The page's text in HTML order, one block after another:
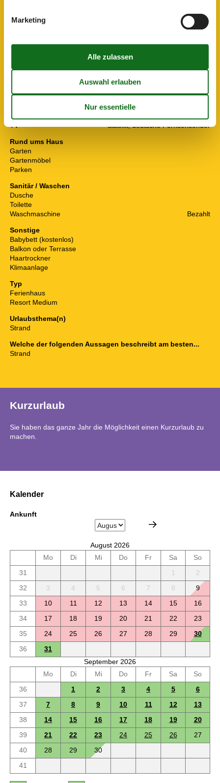
Kühlschrank
Wasserkocher
In einem Ferienpark
Raumgegenstände
TV
Satellit, deutsche Fernsehsender
Rund ums Haus
Garten
Gartenmöbel
Parken
Sanitär / Waschen
Dusche
Toilette
Waschmaschine
Bezahlt
Sonstige
Babybett (kostenlos)
Balkon oder Terrasse
Haartrockner
Klimaanlage
Typ
Ferienhaus
Resort Medium
Urlaubsthema(n)
Strand
Welche der folgenden Aussagen beschreibt am besten...
Strand
Kurzurlaub
Sie haben das ganze Jahr die Möglichkeit einen Kurzurlaub zu
machen.
Kalender
Ankunft
August 2026
Mo
Di Mi Do Fr Sa
So
31
1
2
32
3 4 5 6 7 8
9
33
10 11 12 13 14 15
16
34
17 18 19 20 21 22
23
35
24 25 26 27 28 29
30
36
31
September 2026
Mo
Di Mi Do Fr Sa
So
36
1 2 3 4 5
6
37
7 8 9 10 11 12
13
38
14 15 16 17 18 19
20
39
21 22 23 24 25 26
27
40
28 29
30
41
Marketing